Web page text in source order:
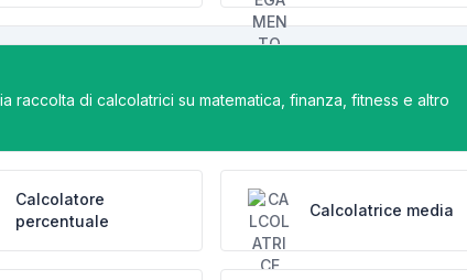
raccolta di calcolatrici su matematica, finanza, fitness e altro
Calcolatore
percentuale
Calcolatrice media